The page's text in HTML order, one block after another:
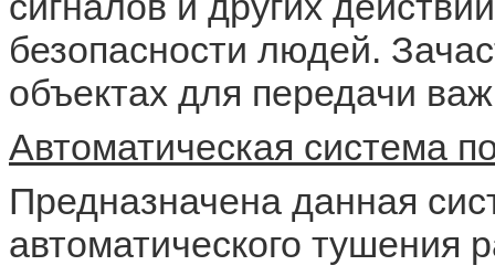
безопасности людей.
объектах для передачи
Автоматическая система
Предназначена данная
автоматического тушения